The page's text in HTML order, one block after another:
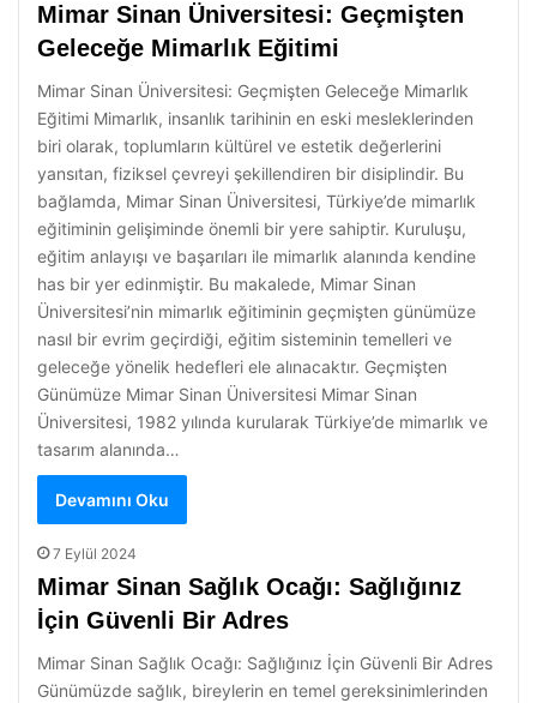
Mimar Sinan Üniversitesi: Geçmişten
Geleceğe Mimarlık Eğitimi
Mimar Sinan Üniversitesi: Geçmişten Geleceğe Mimarlık
Eğitimi Mimarlık, insanlık tarihinin en eski mesleklerinden
biri olarak, toplumların kültürel ve estetik değerlerini
yansıtan, fiziksel çevreyi şekillendiren bir disiplindir. Bu
bağlamda, Mimar Sinan Üniversitesi, Türkiye’de mimarlık
eğitiminin gelişiminde önemli bir yere sahiptir. Kuruluşu,
eğitim anlayışı ve başarıları ile mimarlık alanında kendine
has bir yer edinmiştir. Bu makalede, Mimar Sinan
Üniversitesi’nin mimarlık eğitiminin geçmişten günümüze
nasıl bir evrim geçirdiği, eğitim sisteminin temelleri ve
geleceğe yönelik hedefleri ele alınacaktır. Geçmişten
Günümüze Mimar Sinan Üniversitesi Mimar Sinan
Üniversitesi, 1982 yılında kurularak Türkiye’de mimarlık ve
tasarım alanında…
Devamını Oku
7 Eylül 2024
Mimar Sinan Sağlık Ocağı: Sağlığınız
İçin Güvenli Bir Adres
Mimar Sinan Sağlık Ocağı: Sağlığınız İçin Güvenli Bir Adres
Günümüzde sağlık, bireylerin en temel gereksinimlerinden